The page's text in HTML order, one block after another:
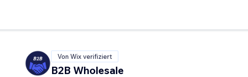
Von Wix verifiziert
B2B Wholesale